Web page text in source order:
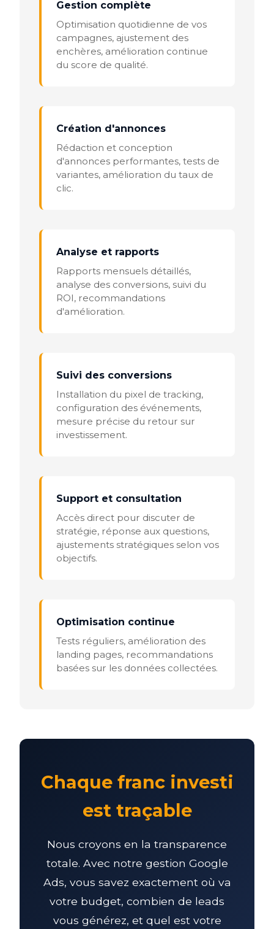
Gestion complète
Optimisation quotidienne de vos
campagnes, ajustement des
enchères, amélioration continue
du score de qualité.
Création d'annonces
Rédaction et conception
d'annonces performantes, tests de
variantes, amélioration du taux de
clic.
Analyse et rapports
Rapports mensuels détaillés,
analyse des conversions, suivi du
ROI, recommandations
d'amélioration.
Suivi des conversions
Installation du pixel de tracking,
configuration des événements,
mesure précise du retour sur
investissement.
Support et consultation
Accès direct pour discuter de
stratégie, réponse aux questions,
ajustements stratégiques selon vos
objectifs.
Optimisation continue
Tests réguliers, amélioration des
landing pages, recommandations
basées sur les données collectées.
Chaque franc investi
est traçable
Nous croyons en la transparence
totale. Avec notre gestion Google
Ads, vous savez exactement où va
votre budget, combien de leads
vous générez, et quel est votre